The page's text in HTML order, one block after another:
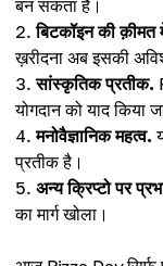
बन सकता है।
बिटकॉइन की क़ीमत
ख़रीदना अब इसकी
सांस्कृतिक प्रतीक.
योगदान को याद किया
मनोवैज्ञानिक महत्व.
प्रतीक है।
अन्य क्रिप्टो पर
का मार्ग खोला।